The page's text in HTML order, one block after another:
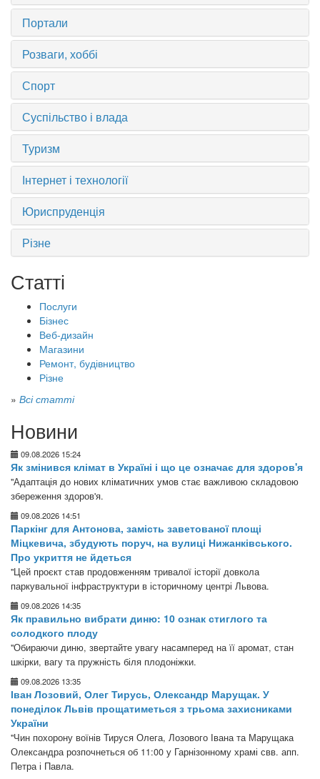
Портали
Розваги, хоббі
Спорт
Суспільство і влада
Туризм
Інтернет і технології
Юриспруденція
Різне
Статті
Послуги
Бізнес
Веб-дизайн
Магазини
Ремонт, будівництво
Різне
» Всі статті
Новини
09.08.2026 15:24
Як змінився клімат в Україні і що це означає для здоров'я
"Адаптація до нових кліматичних умов стає важливою складовою
збереження здоров'я.
09.08.2026 14:51
Паркінг для Антонова, замість заветованої площі
Міцкевича, збудують поруч, на вулиці Нижанківського.
Про укриття не йдеться
"Цей проєкт став продовженням тривалої історії довкола
паркувальної інфраструктури в історичному центрі Львова.
09.08.2026 14:35
Як правильно вибрати диню: 10 ознак стиглого та
солодкого плоду
"Обираючи диню, звертайте увагу насамперед на її аромат, стан
шкірки, вагу та пружність біля плодоніжки.
09.08.2026 13:35
Іван Лозовий, Олег Тирусь, Олександр Марущак. У
понеділок Львів прощатиметься з трьома захисниками
України
"Чин похорону воїнів Тируся Олега, Лозового Івана та Марущака
Олександра розпочнеться об 11:00 у Гарнізонному храмі свв. апп.
Петра і Павла.